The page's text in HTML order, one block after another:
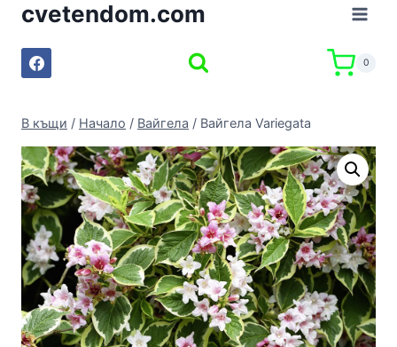
Къмcvetendom.com
0
В къщи / Начало / Вайгела / Вайгела Variegata